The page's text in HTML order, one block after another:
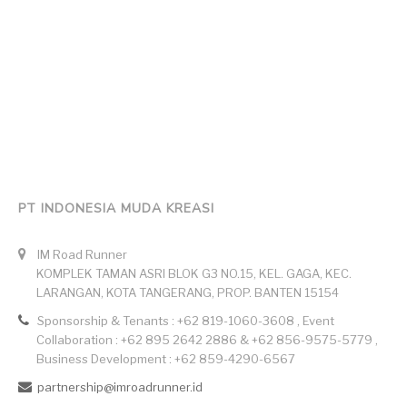
PT INDONESIA MUDA KREASI
IM Road Runner
KOMPLEK TAMAN ASRI BLOK G3 NO.15, KEL. GAGA, KEC.
LARANGAN, KOTA TANGERANG, PROP. BANTEN 15154
Sponsorship & Tenants : +62 819-1060-3608 , Event
Collaboration : +62 895 2642 2886 & +62 856-9575-5779 ,
Business Development : +62 859-4290-6567
partnership@imroadrunner.id